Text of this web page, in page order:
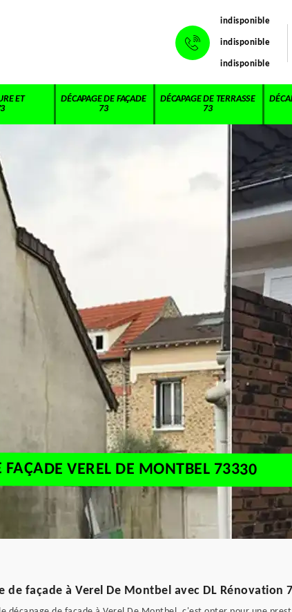
indisponible
indisponible
indisponible
ET
DÉCAPAGE DE FAÇADE
73
DÉCAPAGE DE TERRASSE
73
FAÇADE VEREL DE MONTBEL 73330
de façade à Verel De Montbel avec DL Rénovation